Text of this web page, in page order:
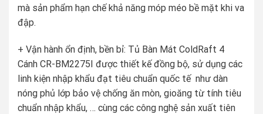
mà sản phẩm hạn chế khả năng móp méo bề mặt khi va
đập.
+ Vận hành ổn định, bền bỉ: Tủ Bàn Mát ColdRaft 4
Cánh CR-BM2275I được thiết kế đồng bộ, sử dụng các
linh kiện nhập khẩu đạt tiêu chuẩn quốc tế như dàn
nóng phủ lớp bảo vệ chống ăn mòn, gioăng từ tính tiêu
chuẩn nhập khẩu, … cùng các công nghệ sản xuất tiên